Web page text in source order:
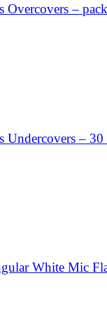
–
– 30
White Mic